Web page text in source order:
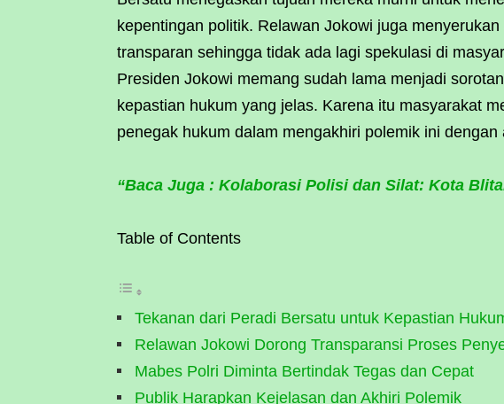
kepentingan politik. Relawan Jokowi juga
transparan sehingga tidak ada lagi spekulasi di
Presiden Jokowi memang sudah lama menjadi
kepastian hukum yang jelas. Karena itu masyarakat
penegak hukum dalam mengakhiri polemik ini dengan
“Baca Juga : Kolaborasi Polisi dan Silat: Kota
Table of Contents
Tekanan dari Peradi Bersatu untuk Kepastian
Relawan Jokowi Dorong Transparansi Proses
Mabes Polri Diminta Bertindak Tegas dan Cepat
Publik Harapkan Kejelasan dan Akhiri Polemik